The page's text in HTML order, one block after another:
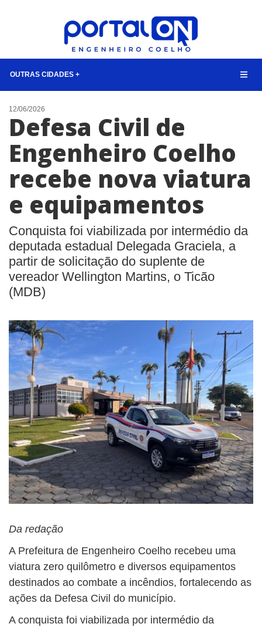
OUTRAS CIDADES +
NOTÍCIAS
LISTA DIGITAL
TELEFONES ÚTEIS
CONTATO
ANUNCIE
12/06/2026
Defesa Civil de
Engenheiro Coelho
recebe nova viatura
e equipamentos
Conquista foi viabilizada por intermédio da
deputada estadual Delegada Graciela, a
partir de solicitação do suplente de
vereador Wellington Martins, o Ticão
(MDB)
Da redação
A Prefeitura de Engenheiro Coelho recebeu uma
viatura zero quilômetro e diversos equipamentos
destinados ao combate a incêndios, fortalecendo as
ações da Defesa Civil do município.
A conquista foi viabilizada por intermédio da